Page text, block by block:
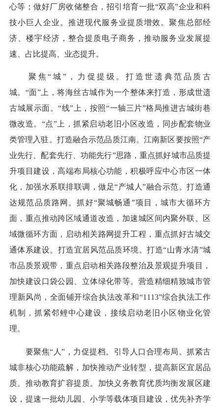
心等；做好厂房收储整合，招引培育一批“双高”企业和科
技小巨人企业。推进现代服务业提质增效。聚焦总部经
济、楼宇经济，整合提质电子商务，推动服务业发展提
速、占比提高、业态提升。
聚焦“城”，力促提级。打造世遗典范品质古
城。“面”上，将海丝古城作为一个整体来打造，形成世遗
古城展示面。“线”上，按照“一轴三片”格局推进古城街巷
微改造。“点”上，抓紧启动老旧小区改造，同步配套物业
类管理入驻。打造融合示范品质江南。江南新区要按照“产
业先行、配套先行、功能先行”思路，重点抓好城市品质提
升项目建设，高端布局核心功能，积极呼应中心市区一体
化，加强水系联排联调，做足“产城人”融合示范。打造通
达规范品质路网。抓好“聚城畅通”项目，城市大循环方
面，重点推动跨区域通道改造，加速城区间内聚外联。区
域微循环方面，启动相关路网提升工程，重点抓好古城交
通体系建设。打造宜居风范品质环境。打造“山青水清”城
市品质景观带，重点启动相关路段整治及景观提升项目，
加快建设口袋公园、立体绿化带等。营造精细精致城市管
理新风尚，全面铺开综合执法改革和“1113”综合执法工作
机制，抓紧邻鲤中心建设，接续启动老旧小区物业化管
理。
要聚焦“人”，力促提档。引导人口合理布局。抓紧古
城非核心功能疏解，加快推动产业转型，提高新区宜居品
质。推动教育扩容提质。加快义务教育优质均衡发展区建
设，提速一批幼儿园、小学等载体项目建设，优先补齐学